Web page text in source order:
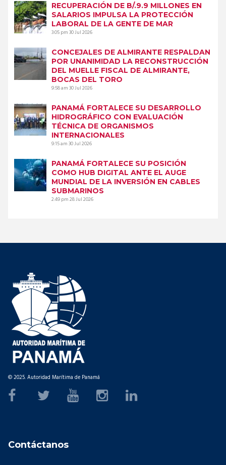
RECUPERACIÓN DE B/.9.9 MILLONES EN
SALARIOS IMPULSA LA PROTECCIÓN
LABORAL DE LA GENTE DE MAR
3:05 pm30 Jul 2026
CONCEJALES DE ALMIRANTE RESPALDAN
POR UNANIMIDAD LA RECONSTRUCCIÓN
DEL MUELLE FISCAL DE ALMIRANTE,
BOCAS DEL TORO
9:58 am30 Jul 2026
PANAMÁ FORTALECE SU DESARROLLO
HIDROGRÁFICO CON EVALUACIÓN
TÉCNICA DE ORGANISMOS
INTERNACIONALES
9:15 am30 Jul 2026
PANAMÁ FORTALECE SU POSICIÓN
COMO HUB DIGITAL ANTE EL AUGE
MUNDIAL DE LA INVERSIÓN EN CABLES
SUBMARINOS
2:49 pm28 Jul 2026
© 2025. Autoridad Marítima de Panamá
Contáctanos